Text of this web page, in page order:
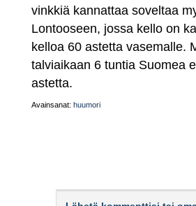
vinkkiä kannattaa soveltaa
Lontooseen, jossa kello on
kelloa 60 astetta vasemalle.
talviaikaan 6 tuntia Suomea
astetta.
Avainsanat: huumori